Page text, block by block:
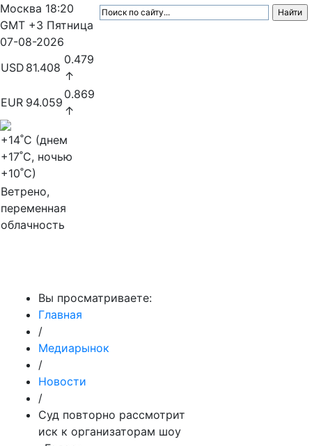
Москва 18:20
GMT +3 Пятница
07-08-2026
USD 81.408
0.479
↑
EUR 94.059
0.869
↑
+14˚C (днем
+17˚C, ночью
+10˚C)
Ветрено,
переменная
облачность
Вы просматриваете:
Главная
/
Медиарынок
/
Новости
/
Суд повторно рассмотрит
иск к организаторам шоу